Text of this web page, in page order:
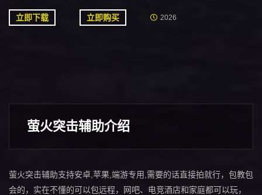
立即下载 立即购买 2026
萤火突击辅助介绍
萤火突击辅助支持安卓,苹果,端游专用,需要的话直接拍就行，包教包
会的，实在不懂的可以包远程，网吧、电竞酒店和家庭都可以玩，